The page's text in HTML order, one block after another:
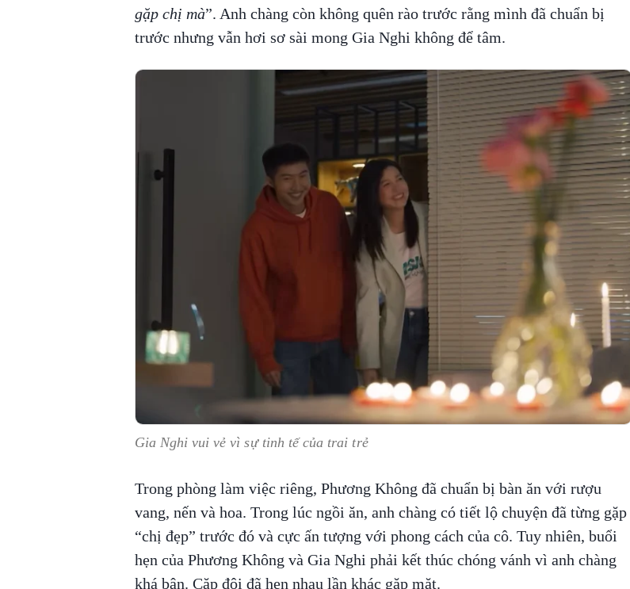
gặp chị mà”. Anh chàng còn không quên rào trước rằng mình đã chuẩn bị
trước nhưng vẫn hơi sơ sài mong Gia Nghi không để tâm.
Gia Nghi vui vẻ vì sự tinh tế của trai trẻ
Trong phòng làm việc riêng, Phương Không đã chuẩn bị bàn ăn với rượu
vang, nến và hoa. Trong lúc ngồi ăn, anh chàng có tiết lộ chuyện đã từng gặp
“chị đẹp” trước đó và cực ấn tượng với phong cách của cô. Tuy nhiên, buổi
hẹn của Phương Không và Gia Nghi phải kết thúc chóng vánh vì anh chàng
khá bận. Cặp đôi đã hẹn nhau lần khác gặp mặt.